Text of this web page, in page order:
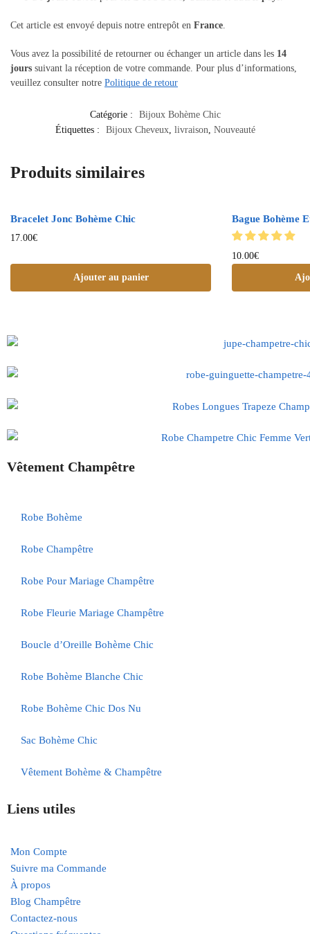
Cet article est envoyé depuis notre entrepôt en France.
Vous avez la possibilité de retourner ou échanger un article dans les 14
jours suivant la réception de votre commande. Pour plus d’informations,
veuillez consulter notre Politique de retour
Catégorie :
Bijoux Bohème Chic
Étiquettes :
Bijoux Cheveux, livraison Nouveauté
Produits similaires
Bracelet Jonc Bohème Chic
17.00€
Ajouter au panier
Bague Bohème
10.00€
Vêtement Champêtre
Robe Bohème
Robe Champêtre
Robe Pour Mariage Champêtre
Robe Fleurie Mariage Champêtre
Boucle d’Oreille Bohème Chic
Robe Bohème Blanche Chic
Robe Bohème Chic Dos Nu
Sac Bohème Chic
Vêtement Bohème & Champêtre
Liens utiles
Mon Compte
Suivre ma Commande
À propos
Blog Champêtre
Contactez-nous